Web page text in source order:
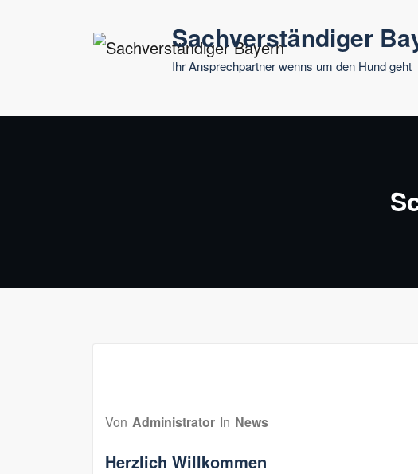
Sachverständiger
Ihr Ansprechpartner wenns um den Hund geht
Von Administrator In News
Herzlich Willkommen